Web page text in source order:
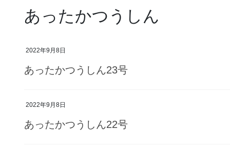
あったかつうしん
2022年9月8日
あったかつうしん23号
2022年9月8日
あったかつうしん22号